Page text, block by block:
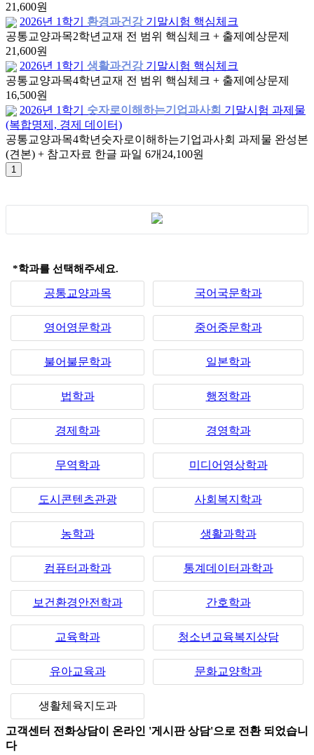
21,600원
2026년 1학기
환경과건강 기말시험 핵심체크
공통교양과목2학년 교재 전 범위 핵심체크 + 출제예상문제
21,600원
2026년 1학기
생활과건강 기말시험 핵심체크
공통교양과목4학년 교재 전 범위 핵심체크 + 출제예상문제
16,500원
2026년 1학기
숫자로이해하는기업과사회 기말시험 과제물
(복합명제, 경제 데이터)
공통교양과목4학년 숫자로이해하는기업과사회 과제물 완성본
(견본) + 참고자료 한글 파일 6개 24,100원
*학과를 선택해주세요.
공통교양과목 국어국문학과
영어영문학과 중어중문학과
불어불문학과 일본학과
법학과 행정학과
경제학과 경영학과
무역학과 미디어영상학과
도시콘텐츠관광 사회복지학과
농학과 생활과학과
컴퓨터과학과 통계데이터과학과
보건환경안전학과 간호학과
교육학과 청소년교육복지상담
유아교육과 문화교양학과
생활체육지도과
고객센터 전화상담이 온라인 '게시판 상담'으로 전환 되었습니
다